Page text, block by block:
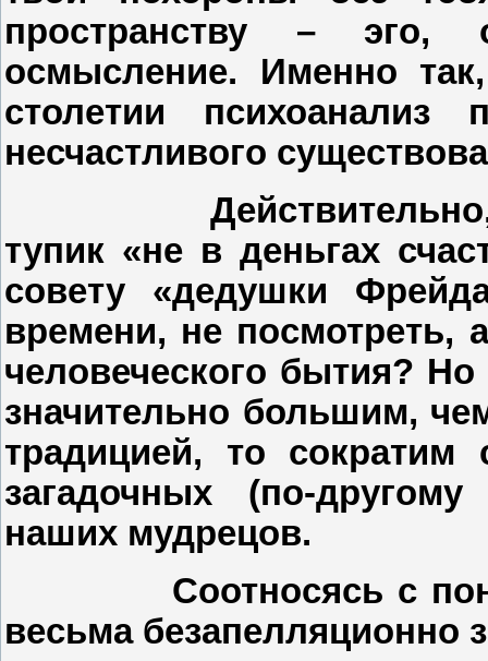
пространству –
осмысление. Именно
столетии психоанализ
несчастливого
тупик «не в деньгах
совету «дедушки
времени, не посмотреть,
человеческого бытия?
значительно большим,
традицией, то
загадочных (по-
наших мудрецов.
Соотносясь с
весьма безапелляционно